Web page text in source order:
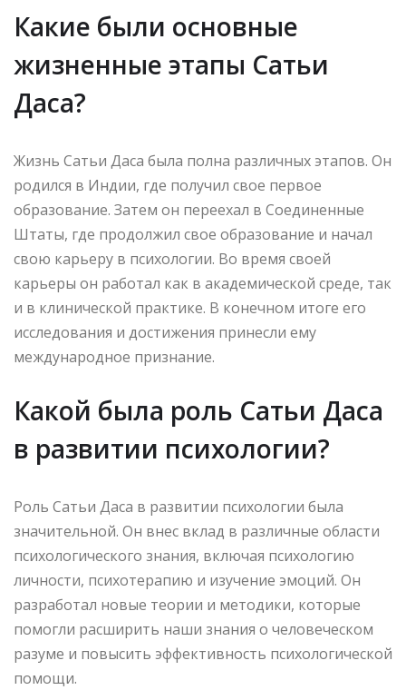
Какие были основные
жизненные этапы Сатьи
Даса?
Жизнь Сатьи Даса была полна различных этапов. Он
родился в Индии, где получил свое первое
образование. Затем он переехал в Соединенные
Штаты, где продолжил свое образование и начал
свою карьеру в психологии. Во время своей
карьеры он работал как в академической среде, так
и в клинической практике. В конечном итоге его
исследования и достижения принесли ему
международное признание.
Какой была роль Сатьи Даса
в развитии психологии?
Роль Сатьи Даса в развитии психологии была
значительной. Он внес вклад в различные области
психологического знания, включая психологию
личности, психотерапию и изучение эмоций. Он
разработал новые теории и методики, которые
помогли расширить наши знания о человеческом
разуме и повысить эффективность психологической
помощи.